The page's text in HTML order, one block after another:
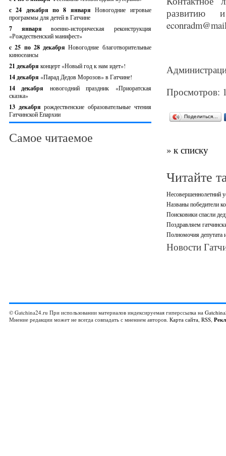
с 24 декабря по 8 январяНовогодние игровые
программы для детей в Гатчине
7 январявоенно-историческая реконструкция
«Рождественский манифест»
c 25 по 28 декабряНовогодние благотворительные
киносеансы
21 декабря концерт «Новый год к нам идет»!
14 декабря «Парад Дедов Морозов» в Гатчине!
14 декабря новогодний праздник «Приоратская
сказка»
13 декабрярождественские образовательные чтения
Гатчинской Епархии
Самое читаемое
развитию
Просмотров:
Поделиться…
» к списку
Читайте
Несовершеннолетний
Названы победители
Поисковики спасли
Поздравляем
Полномочия депутата
Новости
© Gatchina24.ru При использовании материалов индексируемая гиперссылка на
Мнение редакции может не всегда совпадать с мнением авторов. Карта сайта, RSS,